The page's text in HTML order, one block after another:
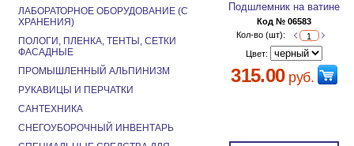
Подшлемник на ватине
Код № 06583
Кол-во (шт):
Цвет:
315.00руб.
ЛАБОРАТОРНОЕ ОБОРУДОВАНИЕ (С
ХРАНЕНИЯ)
ПОЛОГИ, ПЛЕНКА, ТЕНТЫ, СЕТКИ
ФАСАДНЫЕ
ПРОМЫШЛЕННЫЙ АЛЬПИНИЗМ
РУКАВИЦЫ И ПЕРЧАТКИ
САНТЕХНИКА
СНЕГОУБОРОЧНЫЙ ИНВЕНТАРЬ